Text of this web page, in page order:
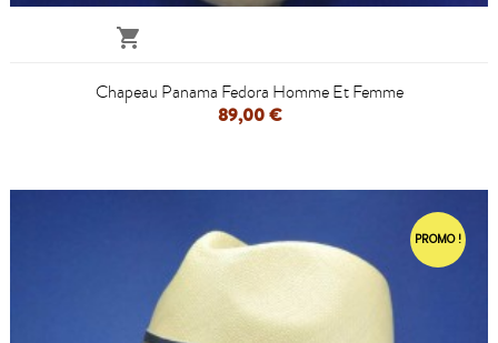

Chapeau Panama Fedora Homme Et Femme
89,00 €
PROMO !